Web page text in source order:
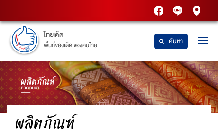
PTT
PTT
ไทยเด็ด
พื้นที่ของเด็ด ของคนไทย ค้นหา
ผลิตภัณฑ์